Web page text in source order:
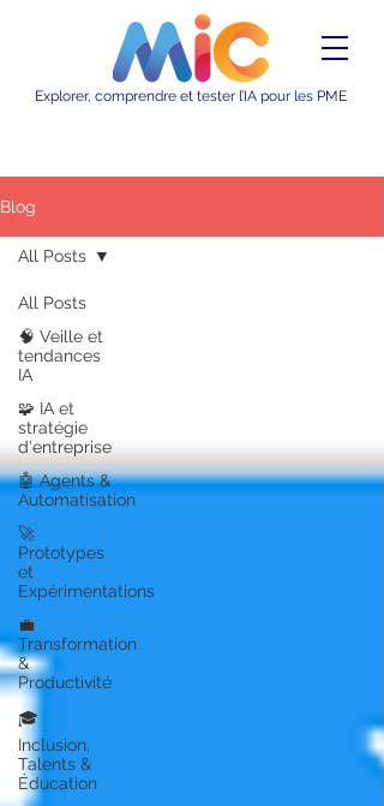
Explorer, comprendre et tester l’IA pour les PME
Blog
All Posts
🧠 Veille et
tendances
IA
🧩 IA et
stratégie
d'entreprise
🤖 Agents &
Automatisation
🚀
Prototypes
et
Expérimentations
💼
Transformation
&
Productivité
🎓
Inclusion,
Talents &
Éducation
All Posts